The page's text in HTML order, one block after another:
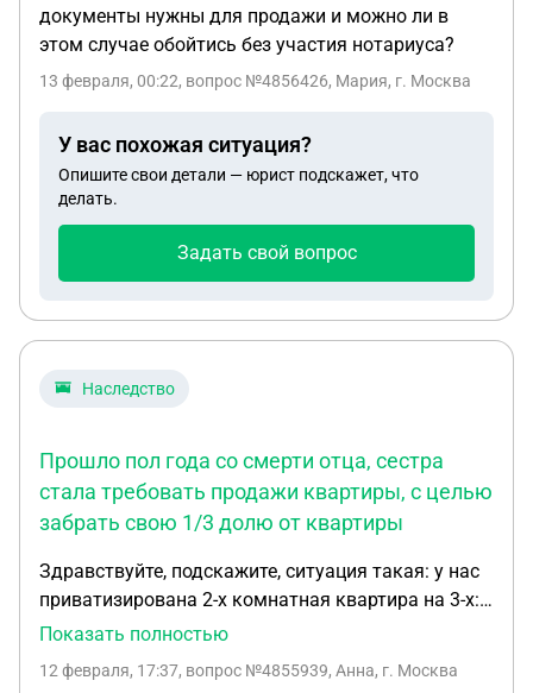
документы нужны для продажи и можно ли в
этом случае обойтись без участия нотариуса?
13 февраля, 00:22, вопрос №4856426, Мария, г. Москва
У вас похожая ситуация?
Опишите свои детали — юрист подскажет, что
делать.
Задать свой вопрос
Наследство
Прошло пол года со смерти отца, сестра
стала требовать продажи квартиры, с целью
забрать свою 1/3 долю от квартиры
Здравствуйте, подскажите, ситуация такая: у нас
приватизирована 2-х комнатная квартира на 3-х:
я, папа и сестра. Отец умер- в его долю в
смерти отца, сестра стала требовать продажи
Показать полностью
12 февраля, 17:37, вопрос №4855939, Анна, г. Москва